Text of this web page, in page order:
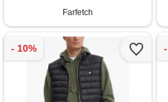
Farfetch